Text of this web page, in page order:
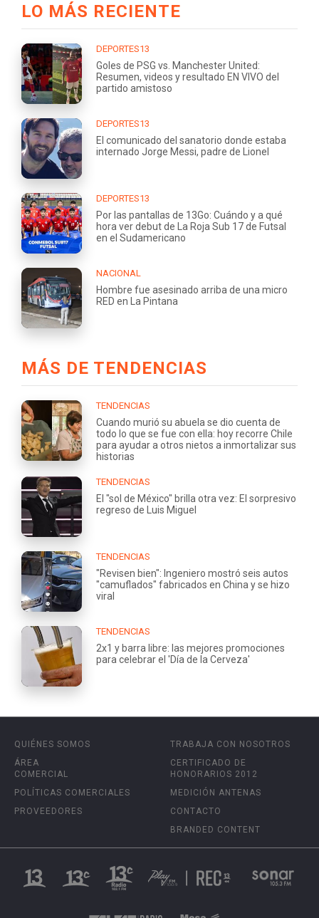
LO MÁS RECIENTE
DEPORTES13
Goles de PSG vs. Manchester United:
Resumen, videos y resultado EN VIVO del
partido amistoso
DEPORTES13
El comunicado del sanatorio donde estaba
internado Jorge Messi, padre de Lionel
DEPORTES13
Por las pantallas de 13Go: Cuándo y a qué
hora ver debut de La Roja Sub 17 de Futsal
en el Sudamericano
NACIONAL
Hombre fue asesinado arriba de una micro
RED en La Pintana
MÁS DE TENDENCIAS
TENDENCIAS
Cuando murió su abuela se dio cuenta de
todo lo que se fue con ella: hoy recorre Chile
para ayudar a otros nietos a inmortalizar sus
historias
TENDENCIAS
El "sol de México" brilla otra vez: El sorpresivo
regreso de Luis Miguel
TENDENCIAS
"Revisen bien": Ingeniero mostró seis autos
"camuflados" fabricados en China y se hizo
viral
TENDENCIAS
2x1 y barra libre: las mejores promociones
para celebrar el 'Día de la Cerveza'
QUIÉNES SOMOS
ÁREA
COMERCIAL
POLÍTICAS COMERCIALES
PROVEEDORES
TRABAJA CON NOSOTROS
CERTIFICADO DE
HONORARIOS 2012
MEDICIÓN ANTENAS
CONTACTO
BRANDED CONTENT